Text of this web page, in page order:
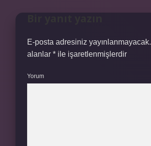
E-posta adresiniz yayınlanmayacak.
alanlar * ile işaretlenmişlerdir
Yorum